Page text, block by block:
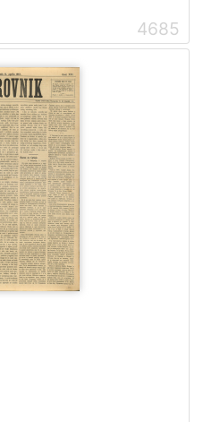
4685